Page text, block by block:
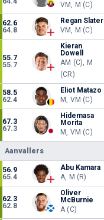
VM, M (C)
62.6
64.8
Regan Slater
VM, M (C)
55.7
55.7
Kieran
Dowell
AM (C), M
(CR)
58.5
62.4
Eliot Matazo
M, VM (C)
67.3
67.3
Hidemasa
Morita
M, VM (C)
Aanvallers
56.9
65.4
Abu Kamara
A, M (R)
62.3
62.8
Oliver
McBurnie
A (C)